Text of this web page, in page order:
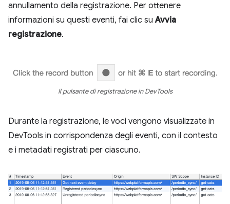
annullamento della registrazione. Per ottenere
informazioni su questi eventi, fai clic suAvvia
registrazione.
Il pulsante di registrazione in DevTools
Durante la registrazione, le voci vengono visualizzate in
DevTools in corrispondenza degli eventi, con il contesto
e i metadati registrati per ciascuno.